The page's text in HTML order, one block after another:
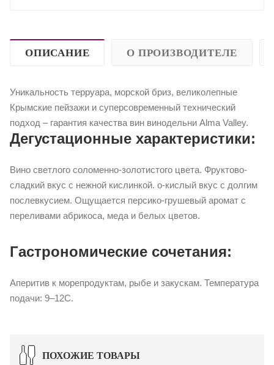
ОПИСАНИЕ О ПРОИЗВОДИТЕЛЕ
Уникальность терруара, морской бриз, великолепные
Крымские пейзажи и суперсовременный технический
подход – гарантия качества вин винодельни Alma Valley.
Дегустационные характеристики:
Вино светлого соломенно-золотистого цвета. Фруктово-
сладкий вкус с нежной кислинкой. о-кислый вкус с долгим
послевкусием. Ощущается персико-грушевый аромат с
переливами абрикоса, меда и белых цветов.
Гастрономические сочетания:
Аперитив к морепродуктам, рыбе и закускам. Температура
подачи: 9–12С.
ПОХОЖИЕ ТОВАРЫ